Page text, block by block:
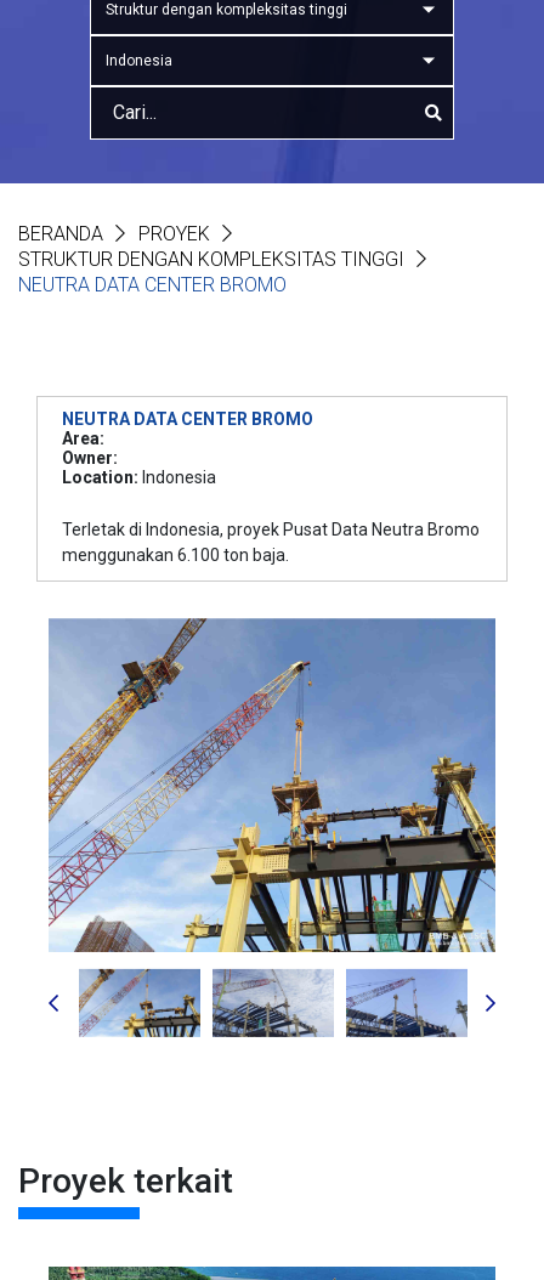
Struktur dengan kompleksitas tinggi
Indonesia
BERANDA
PROYEK
STRUKTUR DENGAN KOMPLEKSITAS TINGGI
NEUTRA DATA CENTER BROMO
NEUTRA DATA CENTER BROMO
Area:
Owner:
Location: Indonesia
Terletak di Indonesia, proyek Pusat Data Neutra Bromo
menggunakan 6.100 ton baja.
Proyek terkait